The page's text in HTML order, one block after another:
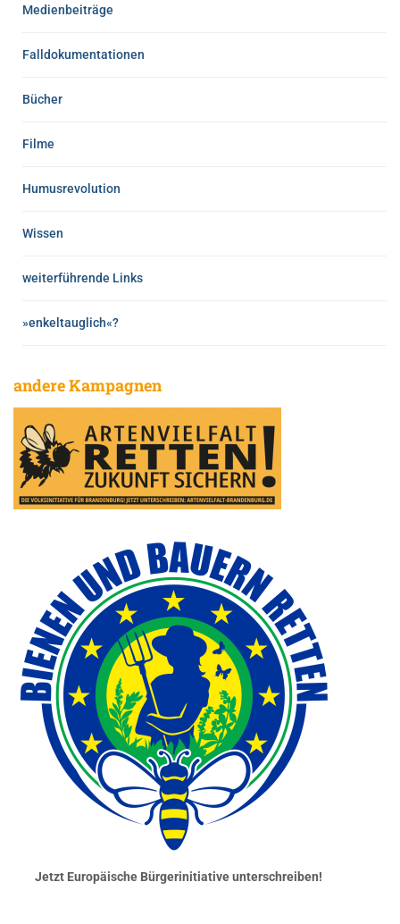
Medienbeiträge
Falldokumentationen
Bücher
Filme
Humusrevolution
Wissen
weiterführende Links
»enkeltauglich«?
andere Kampagnen
Jetzt Europäische Bürgerinitiative unterschreiben!